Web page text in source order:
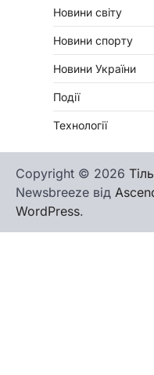
Новини світу
Новини спорту
Новини України
Події
Технології
Copyright © 2026
Newsbreeze від
WordPress.